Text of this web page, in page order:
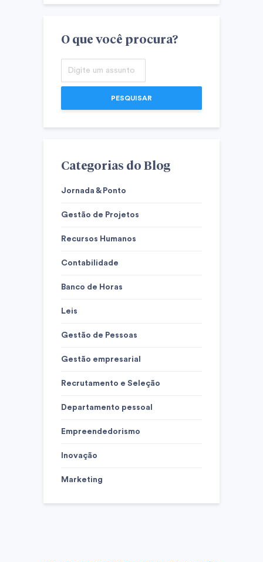
O que você procura?
PESQUISAR
Categorias do Blog
Jornada & Ponto
Gestão de Projetos
Recursos Humanos
Contabilidade
Banco de Horas
Leis
Gestão de Pessoas
Gestão empresarial
Recrutamento e Seleção
Departamento pessoal
Empreendedorismo
Inovação
Marketing